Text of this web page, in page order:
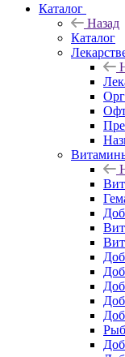
Каталог
Назад
Каталог